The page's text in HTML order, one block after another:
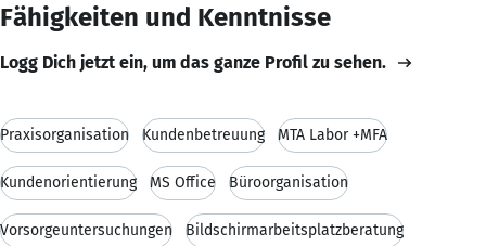
Fähigkeiten und Kenntnisse
Logg Dich jetzt ein, um das ganze Profil zu sehen.
Praxisorganisation Kundenbetreuung MTA Labor +MFA
Kundenorientierung MS Office Büroorganisation
Vorsorgeuntersuchungen Bildschirmarbeitsplatzberatung